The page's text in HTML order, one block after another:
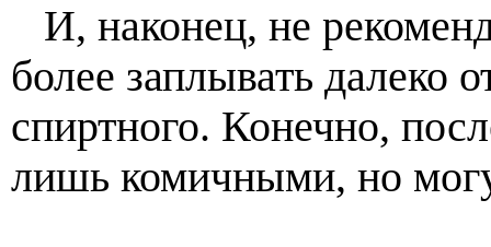
И, наконец, не
более заплывать далеко
спиртного. Конечно,
лишь комичными, но